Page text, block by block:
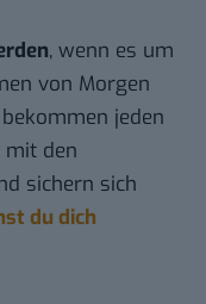
, wenn es um
von Morgen
jeden
mit den
sichern sich
du dich